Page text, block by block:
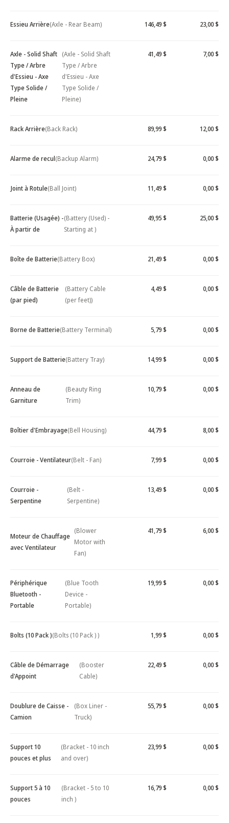
Essieu Arrière(Axle - Rear Beam) 146,49 $ 23,00 $
Axle - Solid Shaft
Type / Arbre
d'Essieu - Axe
Type Solide /
Pleine
(Axle - Solid Shaft
Type / Arbre
d'Essieu - Axe
Type Solide /
Pleine)
41,49 $ 7,00 $
Rack Arrière(Back Rack) 89,99 $ 12,00 $
Alarme de recul(Backup Alarm) 24,79 $ 0,00 $
Joint à Rotule(Ball Joint) 11,49 $ 0,00 $
Batterie (Usagée) -
À partir de
(Battery (Used) -
Starting at )
49,95 $ 25,00 $
Boîte de Batterie(Battery Box) 21,49 $ 0,00 $
Câble de Batterie
(par pied)
(Battery Cable
(per feet))
4,49 $ 0,00 $
Borne de Batterie(Battery Terminal) 5,79 $ 0,00 $
Support de Batterie(Battery Tray) 14,99 $ 0,00 $
Anneau de
Garniture
(Beauty Ring
Trim)
10,79 $ 0,00 $
Boîtier d'Embrayage(Bell Housing) 44,79 $ 8,00 $
Courroie - Ventilateur(Belt - Fan) 7,99 $ 0,00 $
Courroie -
Serpentine
(Belt -
Serpentine)
13,49 $ 0,00 $
Moteur de Chauffage
avec Ventilateur
(Blower
Motor with
Fan)
41,79 $ 6,00 $
Périphérique
Bluetooth -
Portable
(Blue Tooth
Device -
Portable)
19,99 $ 0,00 $
Bolts (10 Pack )(Bolts (10 Pack ) ) 1,99 $ 0,00 $
Câble de Démarrage
d'Appoint
(Booster
Cable)
22,49 $ 0,00 $
Doublure de Caisse -
Camion
(Box Liner -
Truck)
55,79 $ 0,00 $
Support 10
pouces et plus
(Bracket - 10 inch
and over)
23,99 $ 0,00 $
Support 5 à 10
pouces
(Bracket - 5 to 10
inch )
16,79 $ 0,00 $